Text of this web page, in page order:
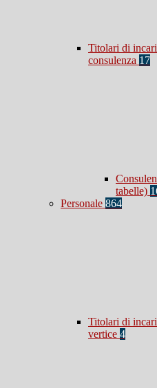
Titolari di
consulenza 17
tabelle)
Personale 864
Titolari di
vertice 4